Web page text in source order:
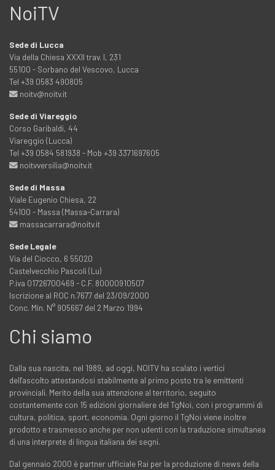
NoiTV
Sede di Lucca
Via della Chiesa XXXII trav. I, 231
55100 - Sorbano del Vescovo, Lucca
Tel +39 0583 490805
noitv@noitv.it
Sede di Viareggio
Corso Garibaldi, 44
Viareggio (Lucca)
Tel +39 0584 581938 - Mob +39 3371697605
noitvversilia@noitv.it
Sede di Massa
Viale Eugenio Chiesa, 22
54100 - Massa (Massa-Carrara)
massacarrara@noitv.it
Sede Legale
Via del Ciocco, 6 55020
Castelvecchio Pascoli (Lu)
P.iva 01726700469 - C.F. 80000910507
Iscrizione al ROC n.7677 del 23/09/2000
Conc. Min. N° 905667 del 2 Marzo 1994
Chi siamo
Dalla sua nascita, nel 1989, ad oggi, NOITV ha scalato i vertici
dell'ascolto attestandosi stabilmente al primo posto tra le emittenti
provinciali. Merito della sua attenzione al territorio, seguito
costantemente con 15 edizioni giornaliere del TgNoi, con i programmi di
cultura, politica, sport, economia. Ogni giorno il TgNoi viene inoltre
prodotto e trasmesso anche per non udenti con la traduzione simultanea
di una interprete di lingua italiana dei segni.
Dal gennaio 2000 è partner ufficiale Rai per la produzione di news della